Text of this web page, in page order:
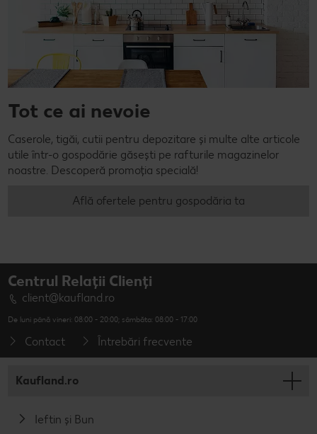
Tot ce ai nevoie
Caserole, tigăi, cutii pentru depozitare și multe alte articole
utile într-o gospodărie găsești pe rafturile magazinelor
noastre. Descoperă promoția specială!
Află ofertele pentru gospodăria ta
Centrul Relații Clienți
client@kaufland.ro
De luni până vineri: 08:00 - 20:00; sâmbăta: 08:00 - 17:00
Contact Întrebări frecvente
Kaufland.ro
Ieftin și Bun